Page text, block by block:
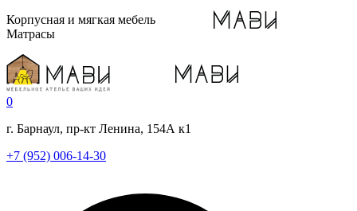
Корпусная и мягкая мебель
Матрасы
0
г. Барнаул, пр-кт Ленина, 154А к1
+7 (952) 006-14-30